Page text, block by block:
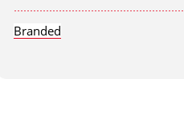
Branded